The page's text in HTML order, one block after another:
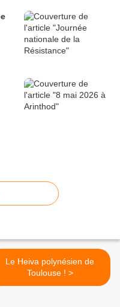
Le Heiva polynésien de
Toulouse ! >